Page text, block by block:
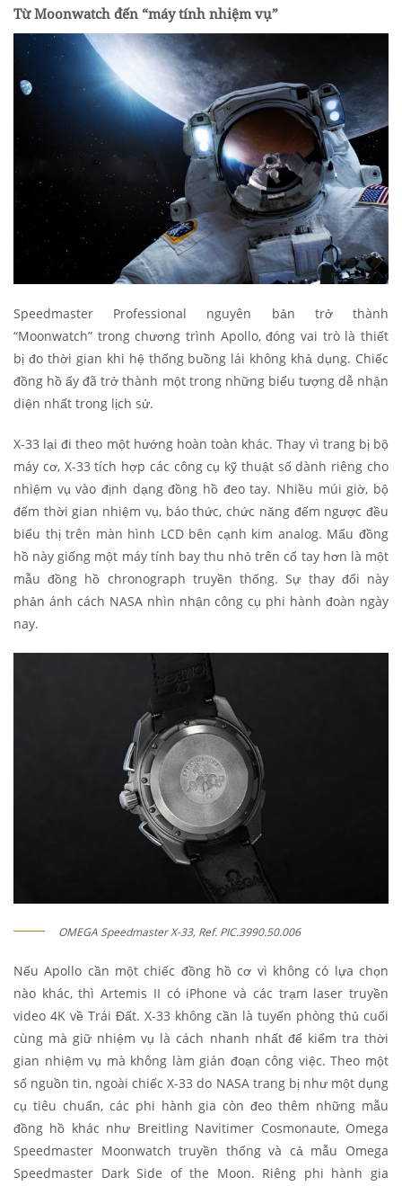
Từ Moonwatch đến “máy tính nhiệm vụ”
Speedmaster Professional nguyên bản trở thành
“Moonwatch” trong chương trình Apollo, đóng vai trò là thiết
bị đo thời gian khi hệ thống buồng lái không khả dụng. Chiếc
đồng hồ ấy đã trở thành một trong những biểu tượng dễ nhận
diện nhất trong lịch sử.
X-33 lại đi theo một hướng hoàn toàn khác. Thay vì trang bị bộ
máy cơ, X-33 tích hợp các công cụ kỹ thuật số dành riêng cho
nhiệm vụ vào định dạng đồng hồ đeo tay. Nhiều múi giờ, bộ
đếm thời gian nhiệm vụ, báo thức, chức năng đếm ngược đều
biểu thị trên màn hình LCD bên cạnh kim analog. Mẩu đồng
hồ này giống một máy tính bay thu nhỏ trên cổ tay hơn là một
mẫu đồng hồ chronograph truyền thống. Sự thay đổi này
phản ánh cách NASA nhìn nhận công cụ phi hành đoàn ngày
nay.
OMEGA Speedmaster X-33, Ref. PIC.3990.50.006
Nếu Apollo cần một chiếc đồng hồ cơ vì không có lựa chọn
nào khác, thì Artemis II có iPhone và các trạm laser truyền
video 4K về Trái Đất. X-33 không cần là tuyến phòng thủ cuối
cùng mà giữ nhiệm vụ là cách nhanh nhất để kiểm tra thời
gian nhiệm vụ mà không làm gián đoạn công việc. Theo một
số nguồn tin, ngoài chiếc X-33 do NASA trang bị như một dụng
cụ tiêu chuẩn, các phi hành gia còn đeo thêm những mẫu
đồng hồ khác như Breitling Navitimer Cosmonaute, Omega
Speedmaster Moonwatch truyền thống và cả mẫu Omega
Speedmaster Dark Side of the Moon. Riêng phi hành gia